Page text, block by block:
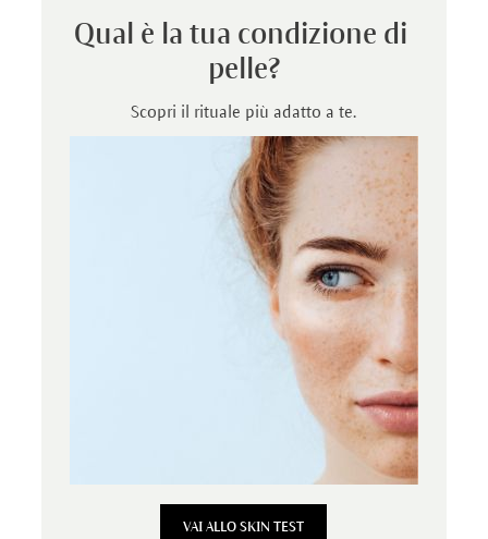
Qual è la tua condizione di
pelle?
Scopri il rituale più adatto a te.
VAI ALLO SKIN TEST